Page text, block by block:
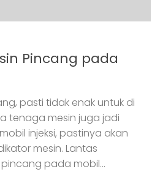
Pincang pada
pasti tidak enak untuk di
tenaga mesin juga jadi
injeksi, pastinya akan
mesin. Lantas
pada mobil...